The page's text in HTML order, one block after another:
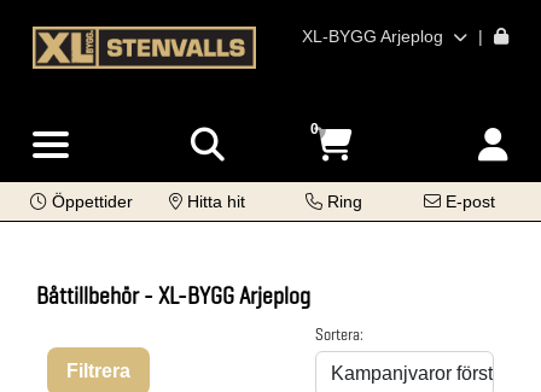
XL-BYGG Arjeplog |
0
Öppettider Hitta hit Ring E-post
Båttillbehör - XL-BYGG Arjeplog
Filtrera
Sortera: